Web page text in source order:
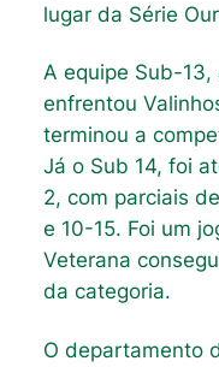
lugar da Série
A equipe Sub-13,
enfrentou
terminou a
Já o Sub 14, foi
2, com parciais
e 10-15. Foi um
Veterana
da categoria.
O departamento